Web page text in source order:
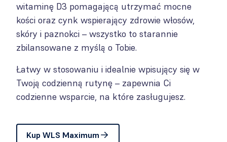
witaminę D3 pomagającą utrzymać mocne
kości oraz cynk wspierający zdrowie włosów,
skóry i paznokci – wszystko to starannie
zbilansowane z myślą o Tobie.
Łatwy w stosowaniu i idealnie wpisujący się w
Twoją codzienną rutynę – zapewnia Ci
codzienne wsparcie, na które zasługujesz.
Kup WLS Maximum